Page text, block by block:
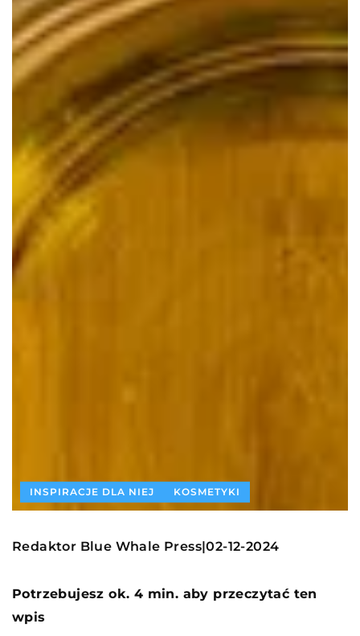
INSPIRACJE DLA NIEJ KOSMETYKI
Redaktor Blue Whale Press|02-12-2024
Potrzebujesz ok. 4 min. aby przeczytać ten
wpis